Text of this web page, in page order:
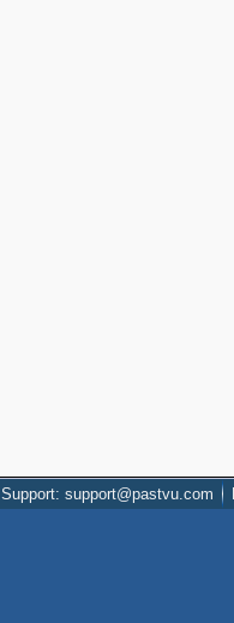
Support: support@pastvu.com